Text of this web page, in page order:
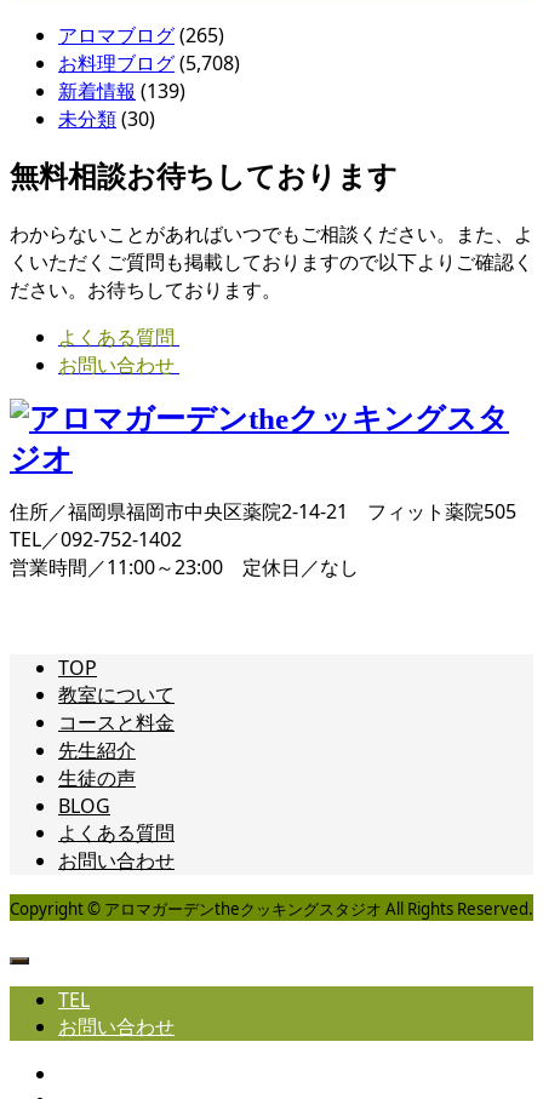
アロマブログ(265)
お料理ブログ(5,708)
新着情報 (139)
未分類(30)
無料相談お待ちしております
わからないことがあればいつでもご相談ください。また、よ
くいただくご質問も掲載しておりますので以下よりご確認く
ださい。お待ちしております。
よくある質問
お問い合わせ
住所／福岡県福岡市中央区薬院2-14-21 フィット薬院505
TEL／092-752-1402
営業時間／11:00～23:00 定休日／なし
TOP
教室について
コースと料金
先生紹介
生徒の声
BLOG
よくある質問
お問い合わせ
Copyright © アロマガーデンtheクッキングスタジオ All Rights Reserved.
TEL
お問い合わせ